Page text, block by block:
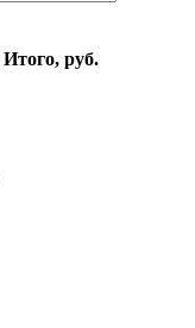
Итого, руб.